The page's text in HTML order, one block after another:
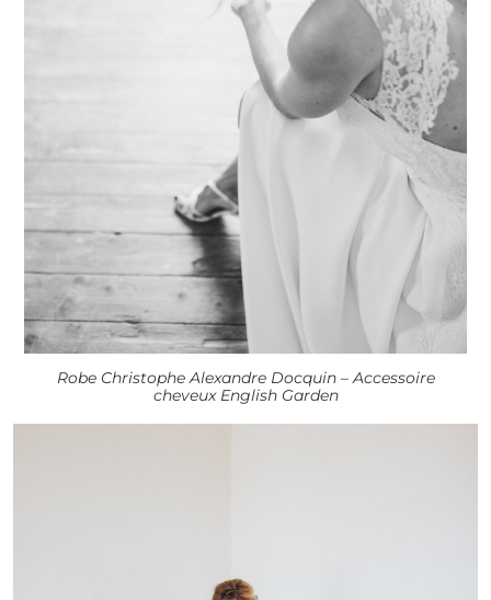
Robe Christophe Alexandre Docquin – Accessoire
cheveux English Garden